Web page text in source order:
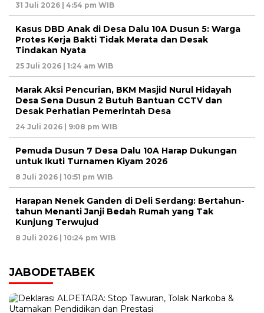
31 Juli 2026 | 4:54 pm WIB
Kasus DBD Anak di Desa Dalu 10A Dusun 5: Warga
Protes Kerja Bakti Tidak Merata dan Desak
Tindakan Nyata
25 Juli 2026 | 1:24 am WIB
Marak Aksi Pencurian, BKM Masjid Nurul Hidayah
Desa Sena Dusun 2 Butuh Bantuan CCTV dan
Desak Perhatian Pemerintah Desa
24 Juli 2026 | 9:08 pm WIB
Pemuda Dusun 7 Desa Dalu 10A Harap Dukungan
untuk Ikuti Turnamen Kiyam 2026
8 Juli 2026 | 10:51 pm WIB
Harapan Nenek Ganden di Deli Serdang: Bertahun-
tahun Menanti Janji Bedah Rumah yang Tak
Kunjung Terwujud
8 Juli 2026 | 10:24 pm WIB
JABODETABEK